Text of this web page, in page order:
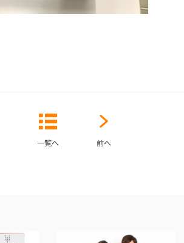
一覧へ 前へ